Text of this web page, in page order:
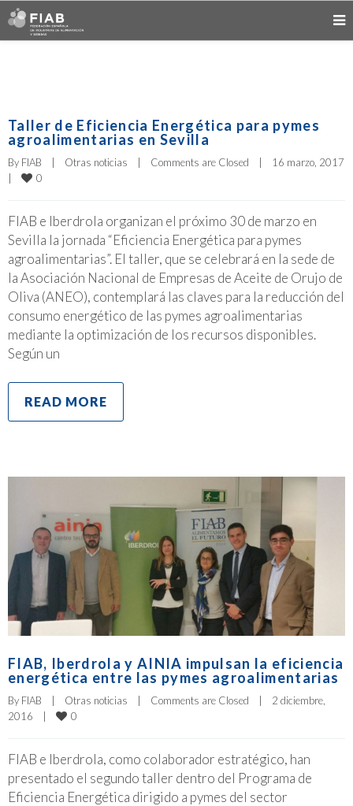
Taller de Eficiencia Energética para pymes
agroalimentarias en Sevilla
By FIAB Otras noticias Comments are Closed
0
FIAB e Iberdrola organizan el próximo 30 de marzo en
Sevilla la jornada “Eficiencia Energética para pymes
agroalimentarias”. El taller, que se celebrará en la sede de
la Asociación Nacional de Empresas de Aceite de Orujo de
Oliva (ANEO), contemplará las claves para la reducción del
consumo energético de las pymes agroalimentarias
mediante la optimización de los recursos disponibles.
Según un
READ MORE
FIAB, Iberdrola y AINIA impulsan la eficiencia
energética entre las pymes agroalimentarias
By FIAB | Otras noticias | Comments are Closed |
2 diciembre,
2016
| 0
FIAB e Iberdrola, como colaborador estratégico, han
presentado el segundo taller dentro del Programa de
Eficiencia Energética dirigido a pymes del sector